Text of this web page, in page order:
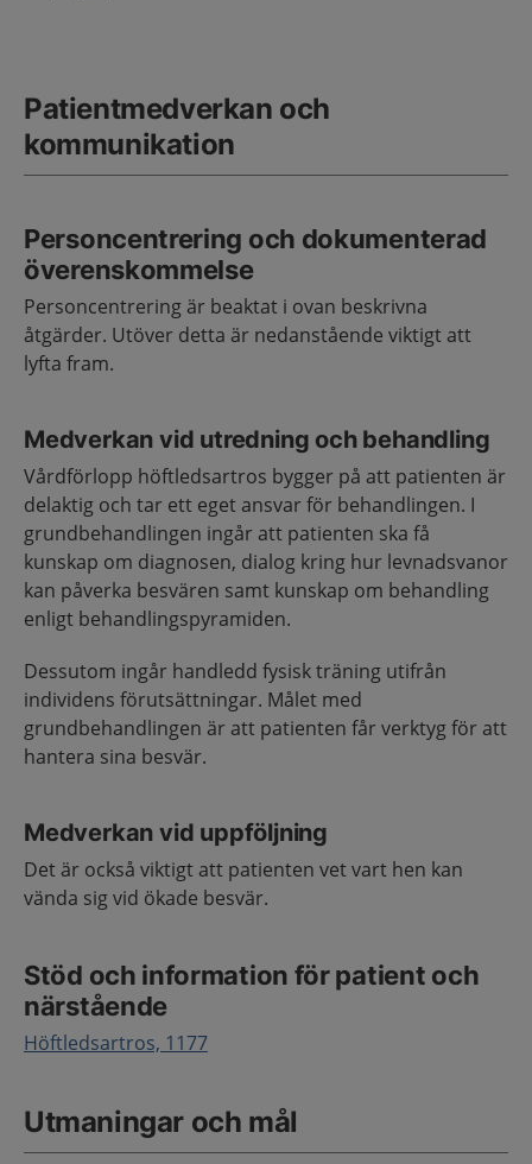
Patientmedverkan och
kommunikation
Personcentrering och dokumenterad
överenskommelse
Personcentrering är beaktat i ovan beskrivna
åtgärder. Utöver detta är nedanstående viktigt att
lyfta fram.
Medverkan vid utredning och behandling
Vårdförlopp höftledsartros bygger på att patienten är
delaktig och tar ett eget ansvar för behandlingen. I
grundbehandlingen ingår att patienten ska få
kunskap om diagnosen, dialog kring hur levnadsvanor
kan påverka besvären samt kunskap om behandling
enligt behandlingspyramiden.
Dessutom ingår handledd fysisk träning utifrån
individens förutsättningar. Målet med
grundbehandlingen är att patienten får verktyg för att
hantera sina besvär.
Medverkan vid uppföljning
Det är också viktigt att patienten vet vart hen kan
vända sig vid ökade besvär.
Stöd och information för patient och
närstående
Höftledsartros, 1177
Utmaningar och mål